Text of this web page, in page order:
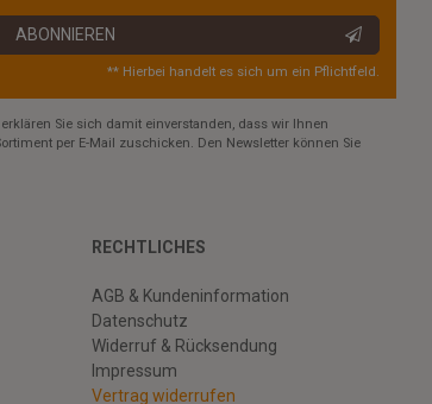
ABONNIEREN
** Hierbei handelt es sich um ein Pflichtfeld.
Sie sich damit einverstanden, dass wir Ihnen
per E-Mail zuschicken. Den Newsletter können Sie
RECHTLICHES
AGB & Kundeninformation
Datenschutz
Widerruf & Rücksendung
Impressum
Vertrag widerrufen